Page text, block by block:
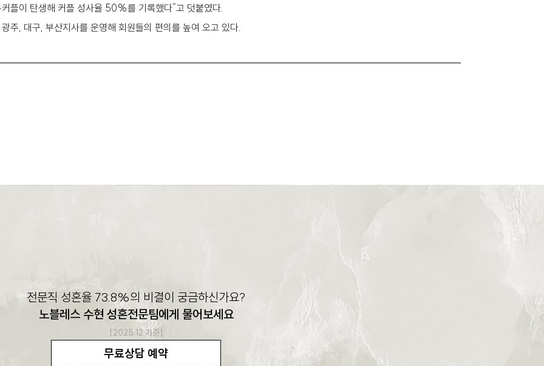
플이 탄생해 커플 성사율 50%를 기록했다”고 덧붙였다.
주, 대구, 부산지사를 운영해 회원들의 편의를 높여 오고 있다.
전문직 성혼율 73.8%의 비결이 궁금하신가요?
노블레스 수현 성혼전문팀에게 물어보세요
[2025.12 기준]
무료상담 예약